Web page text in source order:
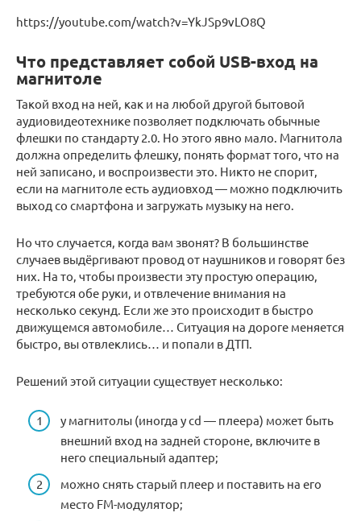
https://youtube.com/watch?v=YkJSp9vLO8Q
Что представляет собой USB-вход на
магнитоле
Такой вход на ней, как и на любой другой бытовой
аудиовидеотехнике позволяет подключать обычные
флешки по стандарту 2.0. Но этого явно мало. Магнитола
должна определить флешку, понять формат того, что на
ней записано, и воспроизвести это. Никто не спорит,
если на магнитоле есть аудиовход — можно подключить
выход со смартфона и загружать музыку на него.
Но что случается, когда вам звонят? В большинстве
случаев выдёргивают провод от наушников и говорят без
них. На то, чтобы произвести эту простую операцию,
требуются обе руки, и отвлечение внимания на
несколько секунд. Если же это происходит в быстро
движущемся автомобиле… Ситуация на дороге меняется
быстро, вы отвлеклись… и попали в ДТП.
Решений этой ситуации существует несколько:
у магнитолы (иногда у cd — плеера) может быть
внешний вход на задней стороне, включите в
него специальный адаптер;
можно снять старый плеер и поставить на его
место FM-модулятор;